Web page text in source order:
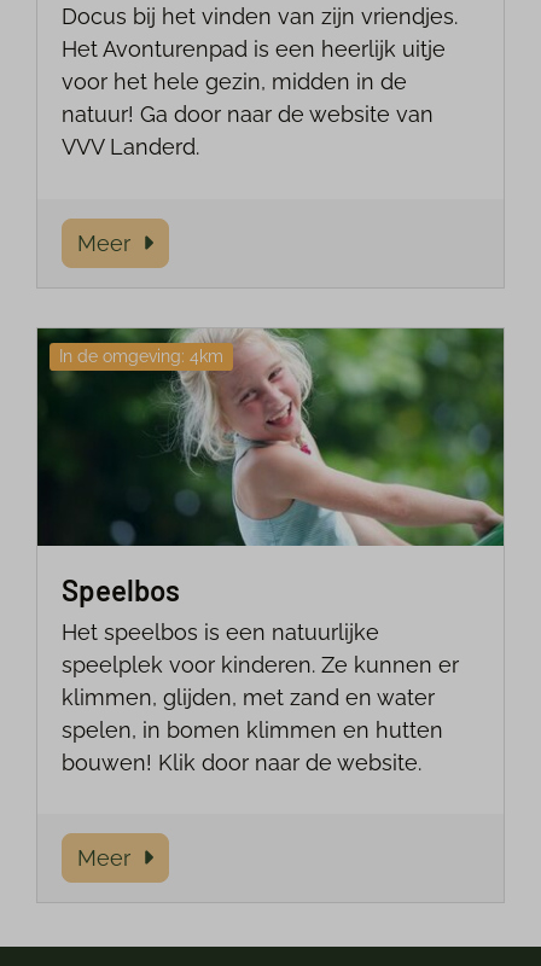
Docus bij het vinden van zijn vriendjes.
Het Avonturenpad is een heerlijk uitje
voor het hele gezin, midden in de
natuur! Ga door naar de website van
VVV Landerd.
Meer
In de omgeving: 4km
Speelbos
Het speelbos is een natuurlijke
speelplek voor kinderen. Ze kunnen er
klimmen, glijden, met zand en water
spelen, in bomen klimmen en hutten
bouwen! Klik door naar de website.
Meer